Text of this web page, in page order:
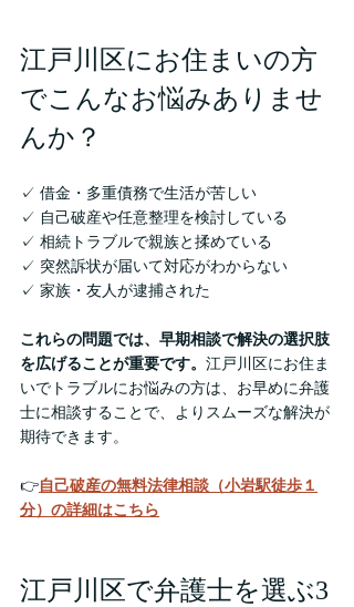
江戸川区にお住まいの方
でこんなお悩みありませ
んか？
✓ 借金・多重債務で生活が苦しい
✓ 自己破産や任意整理を検討している
✓ 相続トラブルで親族と揉めている
✓ 突然訴状が届いて対応がわからない
✓ 家族・友人が逮捕された
これらの問題では、早期相談で解決の選択肢
を広げることが重要です。 江戸川区にお住ま
いでトラブルにお悩みの方は、お早めに弁護
士に相談することで、よりスムーズな解決が
期待できます。
👉自己破産の無料法律相談（小岩駅徒歩１
分）の詳細はこちら
江戸川区で弁護士を選ぶ3